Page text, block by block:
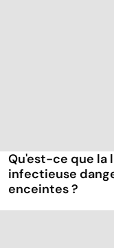
Qu'est-ce que la
infectieuse
enceintes ?